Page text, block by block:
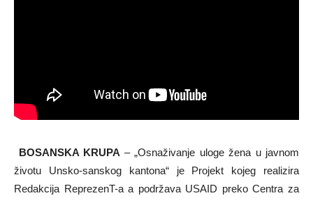
BOSANSKA KRUPA – „Osnaživanje uloge žena u javnom
životu Unsko-sanskog kantona“ je Projekt kojeg realizira
Redakcija ReprezenT-a a podržava USAID preko Centra za